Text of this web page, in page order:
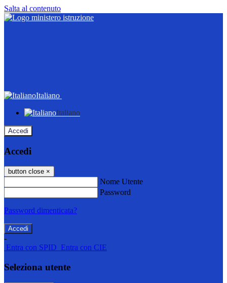
Salta al contenuto
Italiano
Italiano
Accedi
Accedi
button close ×
Nome Utente
Password
Password dimenticata?
-
Entra con SPID Entra con CIE
Seleziona utente